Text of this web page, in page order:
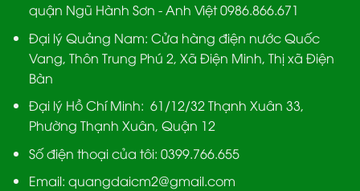
quận Ngũ Hành Sơn - Anh Việt 0986.866.671
Đại lý Quảng Nam: Cửa hàng điện nước Quốc
Vang, Thôn Trung Phú 2, Xã Điện Minh, Thị xã Điện
Bàn
Đại lý Hồ Chí Minh: 61/12/32 Thạnh Xuân 33,
Phường Thạnh Xuân, Quận 12
Số điện thoại của tôi: 0399.766.655
Email: quangdaicm2@gmail.com